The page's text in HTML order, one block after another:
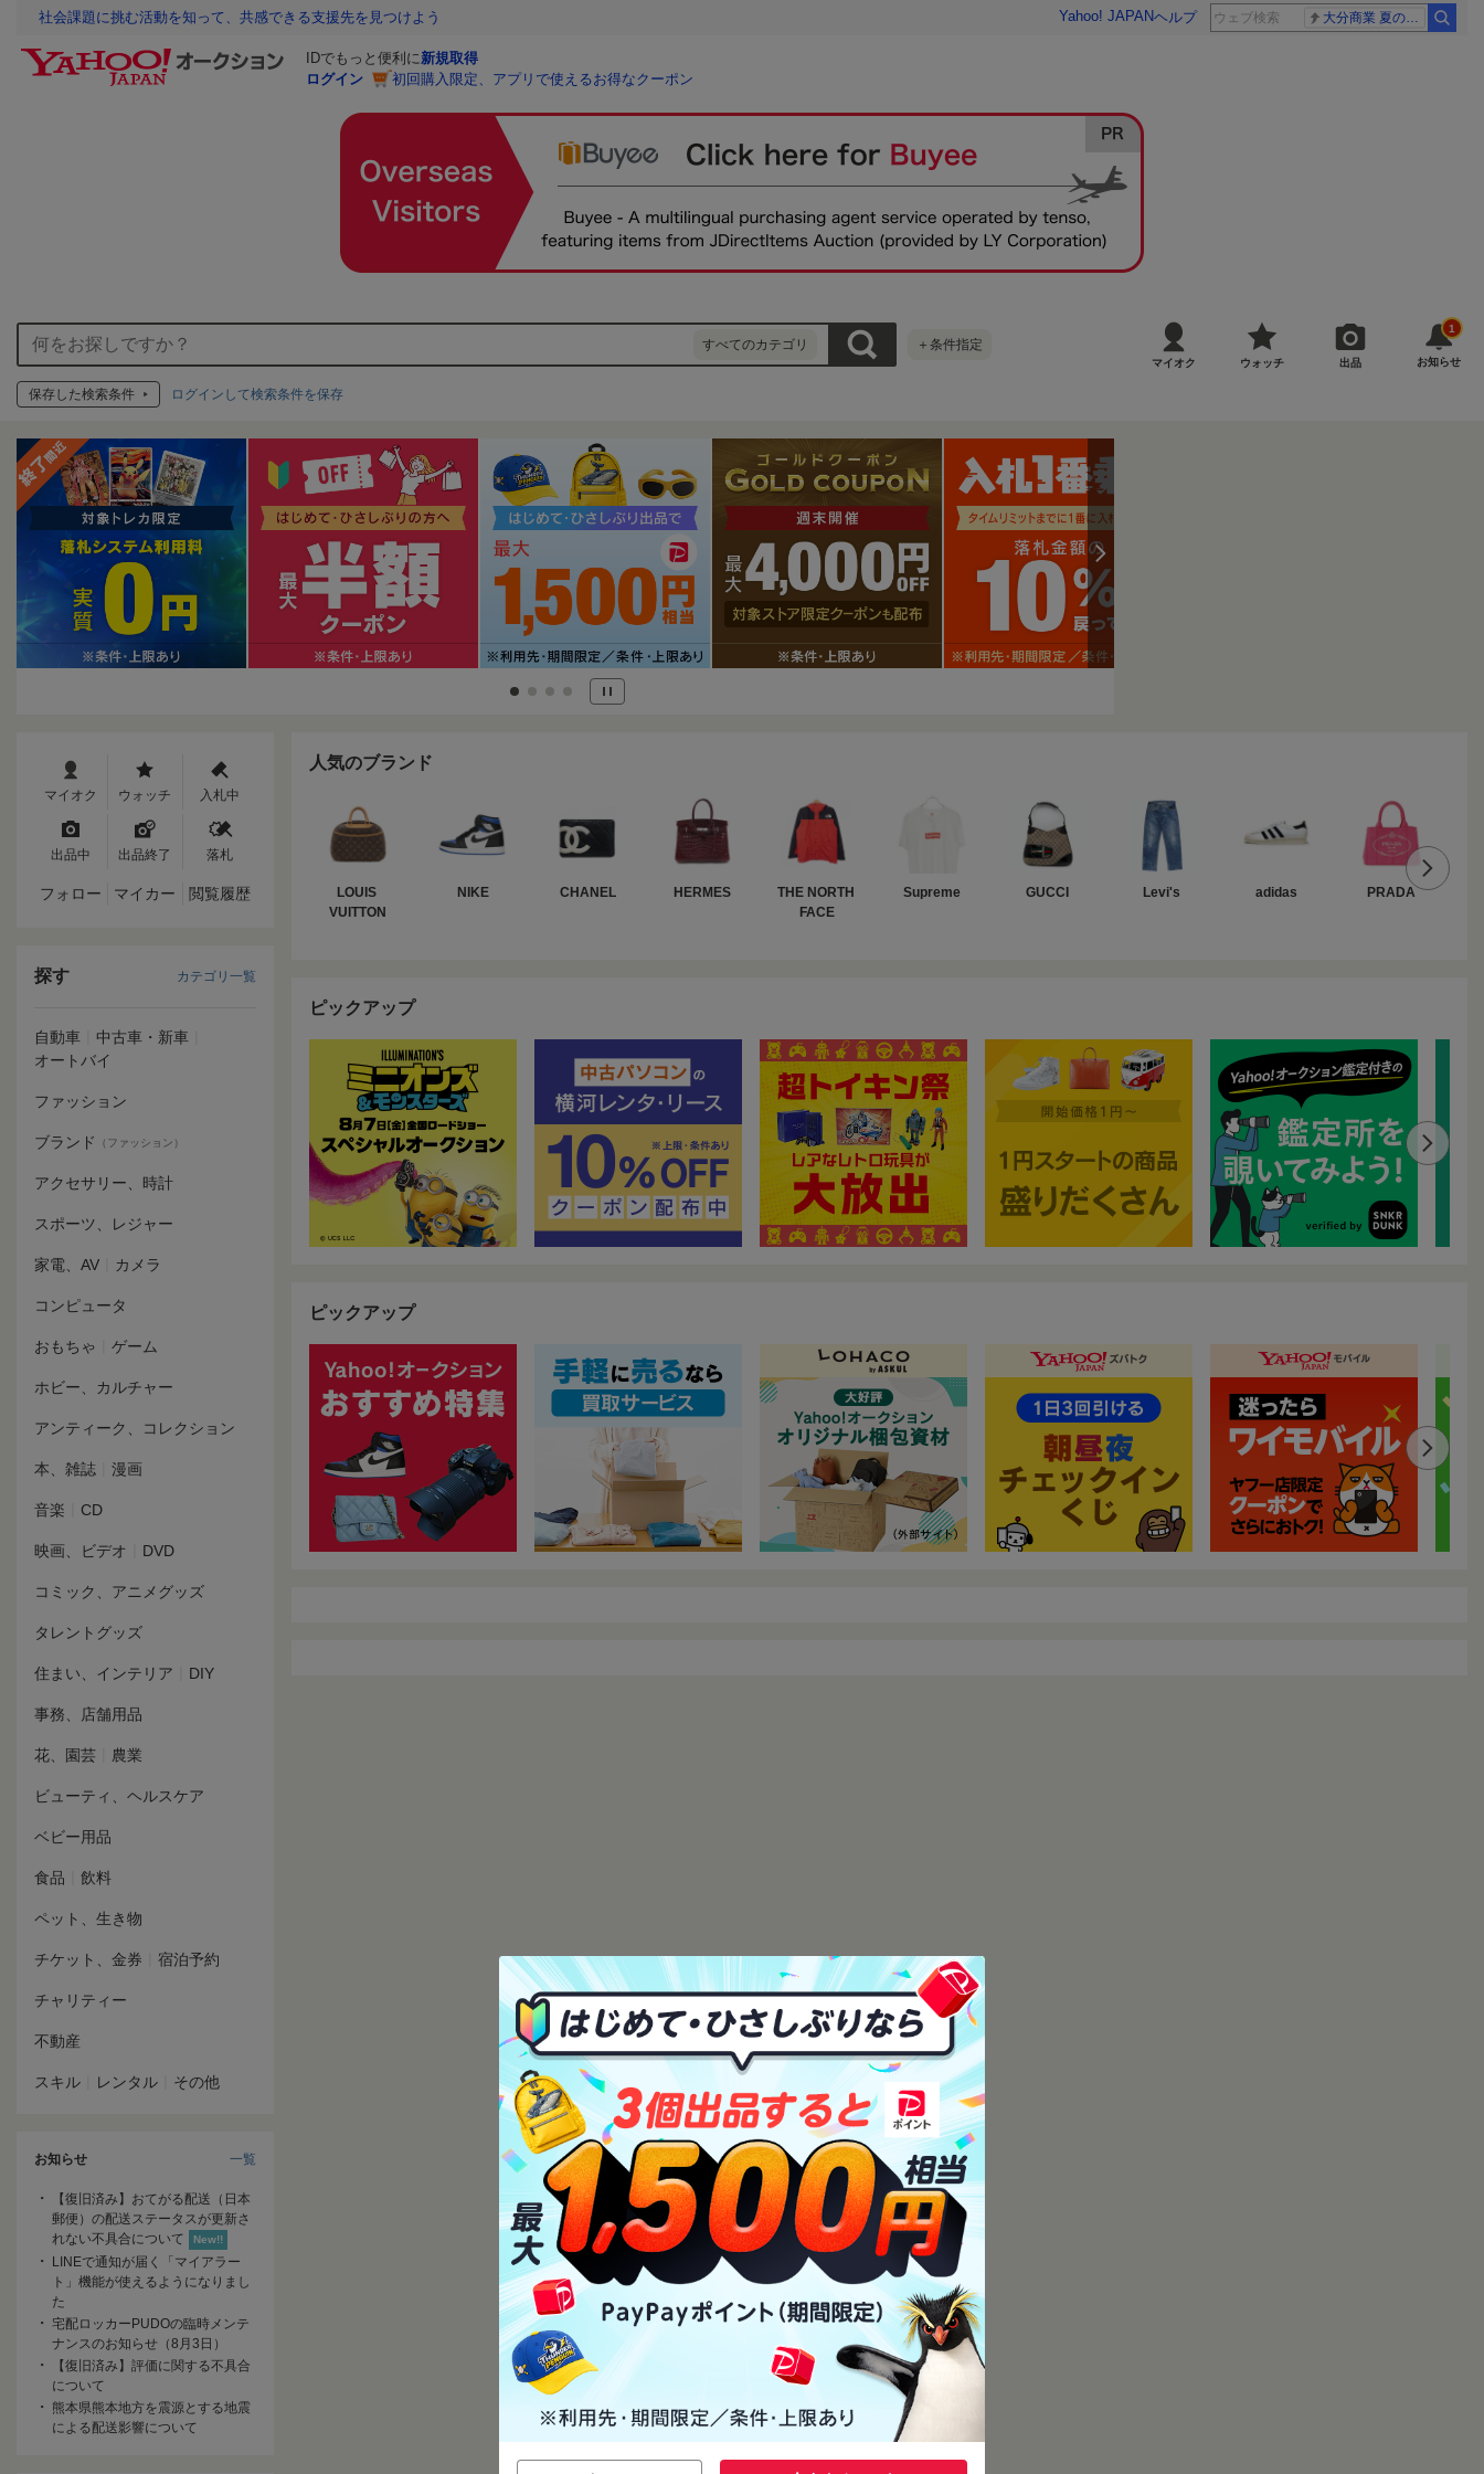
社会課題に挑む活動を知って、共感できる支援先を見つけよう Yahoo! JAPANヘルプ 大分商業 夏の甲子園
IDでもっと便利に 新規取得
ログイン
初回購入限定、アプリで使えるお得なクーポン
すべてのカテゴリ ＋条件指定
マイオク ウォッチ 出品 お知らせ
1
保存した検索条件 ログインして検索条件を保存
マイオク ウォッチ 入札中
出品中 出品終了 落札
フォロー マイカー 閲覧履歴
探す カテゴリ一覧
自動車 中古車・新車
オートバイ
ファッション
ブランド （ファッション）
アクセサリー、時計
スポーツ、レジャー
家電、AV カメラ
コンピュータ
おもちゃ ゲーム
ホビー、カルチャー
アンティーク、コレクション
本、雑誌 漫画
音楽 CD
映画、ビデオ DVD
コミック、アニメグッズ
タレントグッズ
住まい、インテリア DIY
事務、店舗用品
花、園芸 農業
ビューティ、ヘルスケア
ベビー用品
食品 飲料
ペット、生き物
チケット、金券 宿泊予約
チャリティー
不動産
スキル レンタル その他
お知らせ 一覧
【復旧済み】おてがる配送（日本
郵便）の配送ステータスが更新さ
れない不具合について
New!!
LINEで通知が届く「マイアラー
ト」機能が使えるようになりまし
た
宅配ロッカーPUDOの臨時メンテ
ナンスのお知らせ（8月3日）
【復旧済み】評価に関する不具合
について
熊本県熊本地方を震源とする地震
による配送影響について
人気のブランド
LOUIS
VUITTON
NIKE CHANEL HERMES
THE NORTH
FACE
Supreme GUCCI Levi's adidas
PRADA
ピックアップ
ピックアップ